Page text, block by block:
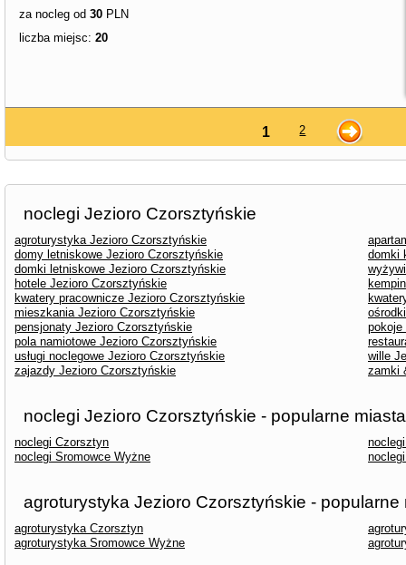
za nocleg od 30 PLN
liczba miejsc: 20
1 2
noclegi Jezioro Czorsztyńskie
agroturystyka Jezioro Czorsztyńskie
domy letniskowe Jezioro Czorsztyńskie
domki
domki letniskowe Jezioro Czorsztyńskie
hotele Jezioro Czorsztyńskie
kwatery pracownicze Jezioro Czorsztyńskie
mieszkania Jezioro Czorsztyńskie
pensjonaty Jezioro Czorsztyńskie
pokoje
pola namiotowe Jezioro Czorsztyńskie
usługi noclegowe Jezioro Czorsztyńskie
wille
zajazdy Jezioro Czorsztyńskie
zamki
noclegi Jezioro Czorsztyńskie - popularne miasta
noclegi Czorsztyn
noclegi Sromowce Wyżne
agroturystyka Jezioro Czorsztyńskie - popularne
agroturystyka Czorsztyn
agroturystyka Sromowce Wyżne